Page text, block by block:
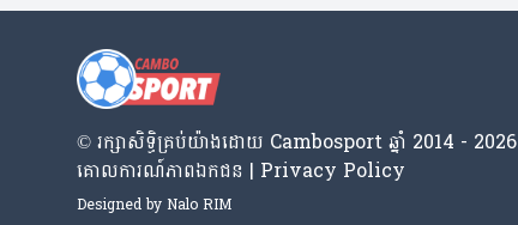
© រក្សា​សិទ្ធិ​គ្រប់​យ៉ាង​ដោយ​ Cambosport ឆ្នាំ 2014 - 2026
គោលការណ៍​ភាព​ឯកជន | Privacy Policy
Designed by Nalo RIM